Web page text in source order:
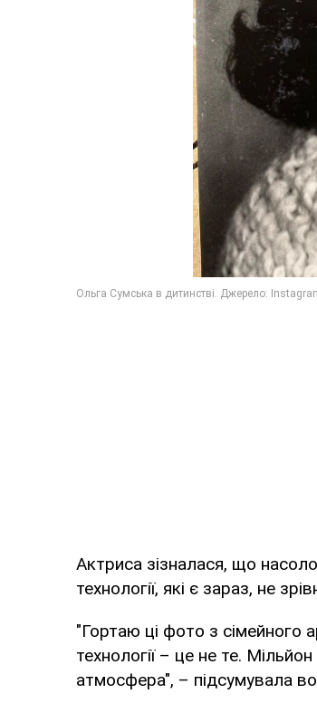
Актриса зізналася, що
технології, які є зараз, не
"Гортаю ці фото з сімейного
технології – це не те.
атмосфера", – підсумувала